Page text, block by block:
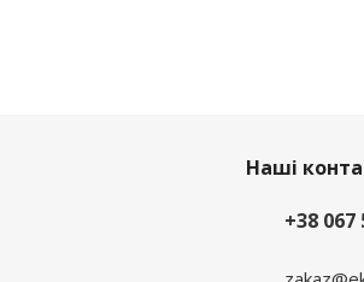
Наші
+38 067